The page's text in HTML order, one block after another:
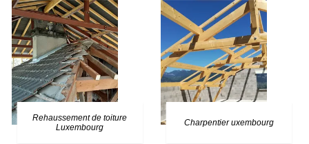
Rehaussement de toiture
Luxembourg
Charpentier uxembourg